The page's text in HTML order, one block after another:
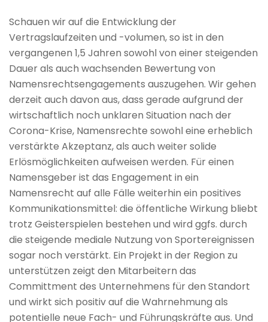
Schauen wir auf die Entwicklung der
Vertragslaufzeiten und -volumen, so ist in den
vergangenen 1,5 Jahren sowohl von einer steigenden
Dauer als auch wachsenden Bewertung von
Namensrechtsengagements auszugehen. Wir gehen
derzeit auch davon aus, dass gerade aufgrund der
wirtschaftlich noch unklaren Situation nach der
Corona-Krise, Namensrechte sowohl eine erheblich
verstärkte Akzeptanz, als auch weiter solide
Erlösmöglichkeiten aufweisen werden. Für einen
Namensgeber ist das Engagement in ein
Namensrecht auf alle Fälle weiterhin ein positives
Kommunikationsmittel: die öffentliche Wirkung bliebt
trotz Geisterspielen bestehen und wird ggfs. durch
die steigende mediale Nutzung von Sportereignissen
sogar noch verstärkt. Ein Projekt in der Region zu
unterstützen zeigt den Mitarbeitern das
Committment des Unternehmens für den Standort
und wirkt sich positiv auf die Wahrnehmung als
potentielle neue Fach- und Führungskräfte aus. Und